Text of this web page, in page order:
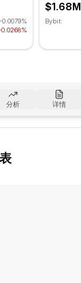
-0.0079%
$1.68M
Bybit:
分析 详情